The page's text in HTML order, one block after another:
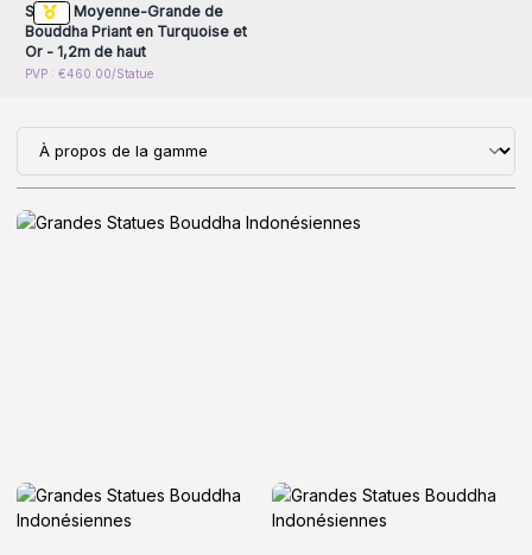
Statue Moyenne-Grande de
Bouddha Priant en Turquoise et
Or - 1,2m de haut
PVP : €460.00/Statue